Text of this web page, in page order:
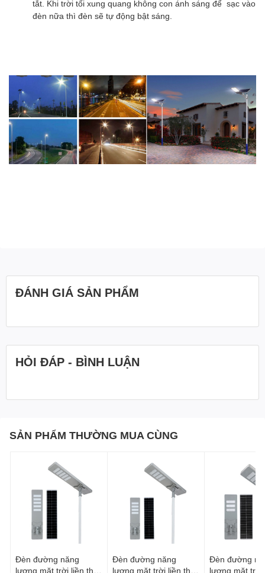
tắt. Khi trời tối xung quang không con ánh sáng để sạc vào
đèn nữa thì đèn sẽ tự động bật sáng.
ĐÁNH GIÁ SẢN PHẨM
HỎI ĐÁP - BÌNH LUẬN
SẢN PHẨM THƯỜNG MUA CÙNG
Đèn đường năng
lượng mặt trời liền thể
Đèn đường năng
lượng mặt trời liền thể
Đèn đường
lượng mặt trời